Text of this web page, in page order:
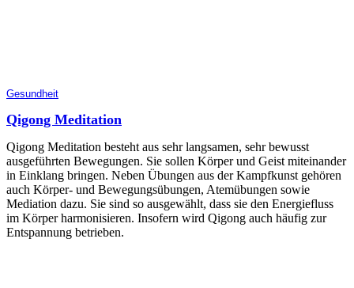
Gesundheit
Qigong Meditation
Qigong Meditation besteht aus sehr langsamen, sehr bewusst
ausgeführten Bewegungen. Sie sollen Körper und Geist miteinander
in Einklang bringen. Neben Übungen aus der Kampfkunst gehören
auch Körper- und Bewegungsübungen, Atemübungen sowie
Mediation dazu. Sie sind so ausgewählt, dass sie den Energiefluss
im Körper harmonisieren. Insofern wird Qigong auch häufig zur
Entspannung betrieben.